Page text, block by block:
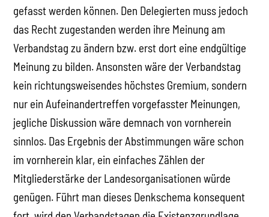
gefasst werden können. Den Delegierten muss jedoch
das Recht zugestanden werden ihre Meinung am
Verbandstag zu ändern bzw. erst dort eine endgültige
Meinung zu bilden. Ansonsten wäre der Verbandstag
kein richtungsweisendes höchstes Gremium, sondern
nur ein Aufeinandertreffen vorgefasster Meinungen,
jegliche Diskussion wäre demnach von vornherein
sinnlos. Das Ergebnis der Abstimmungen wäre schon
im vornherein klar, ein einfaches Zählen der
Mitgliederstärke der Landesorganisationen würde
genügen. Führt man dieses Denkschema konsequent